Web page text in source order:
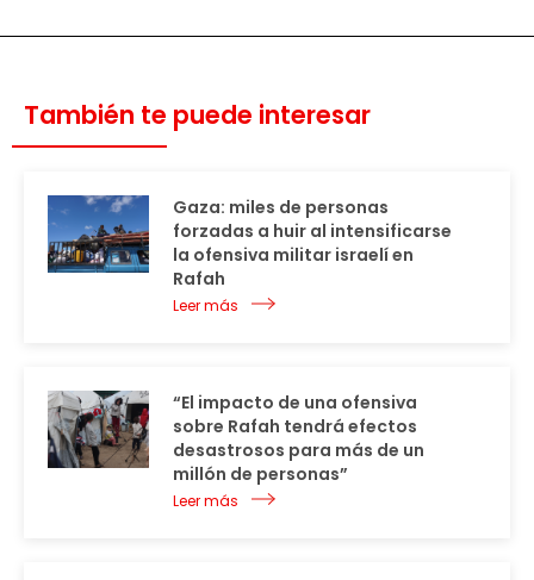
También te puede interesar
Gaza: miles de personas
forzadas a huir al intensificarse
la ofensiva militar israelí en
Rafah
Leer más
“El impacto de una ofensiva
sobre Rafah tendrá efectos
desastrosos para más de un
millón de personas”
Leer más